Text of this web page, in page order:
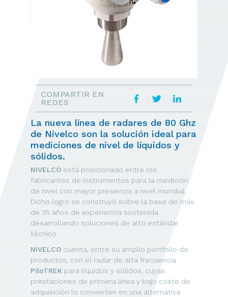
COMPARTIR EN
REDES
La nueva línea de radares de 80 Ghz
de Nivelco son la solución ideal para
mediciones de nivel de líquidos y
sólidos.
NIVELCOestá posicionado entre los
fabricantes de instrumentos para la medición
de nivel con mayor presencia a nivel mundial.
Dicho logro se construyó sobre la base de más
de 35 años de experiencia sostenida
desarrollando soluciones de alto estándar
técnico.
NIVELCOcuenta, entre su amplio portfolio de
productos, con el radar de alta frecuencia
PiloTREKpara líquidos y sólidos, cuyas
prestaciones de primera línea y bajo coste de
adquisición lo convierten en una alternativa